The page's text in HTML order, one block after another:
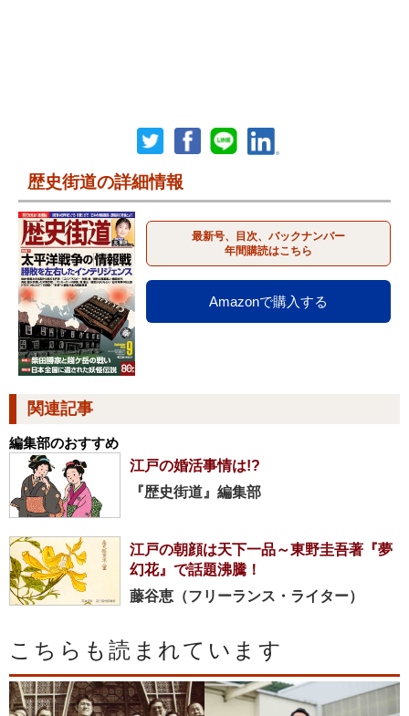
歴史街道の詳細情報
最新号、目次、バックナンバー
年間購読はこちら
Amazonで購入する
関連記事
編集部のおすすめ
江戸の婚活事情は!?
『歴史街道』編集部
江戸の朝顔は天下一品～東野圭吾著『夢
幻花』で話題沸騰！
藤谷恵（フリーランス・ライター）
こちらも読まれています